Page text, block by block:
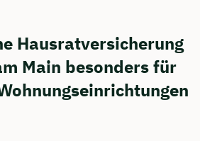
Hausratversicherung
Main besonders für